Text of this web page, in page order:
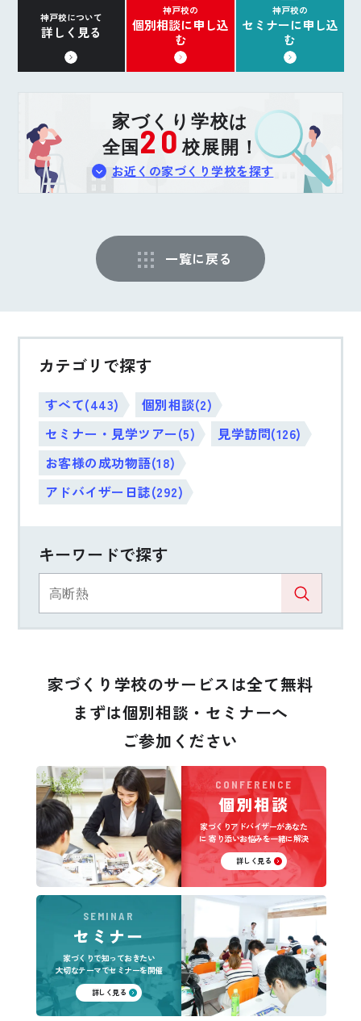
神戸校について
詳しく見る
神戸校の
個別相談に申し込
む
神戸校の
セミナーに申し込
む
家づくり学校は
全国 20校展開！
お近くの家づくり学校を探す
一覧に戻る
カテゴリで探す
すべて(443)
個別相談(2)
セミナー・見学ツアー(5)
見学訪問(126)
お客様の成功物語(18)
アドバイザー日誌(292)
キーワードで探す
家づくり学校のサービスは全て無料
まずは個別相談・セミナーへ
ご参加ください
CONFERENCE
個別相談
家づくりアドバイザーがあなた
に寄り添いお悩みを一緒に解決
詳しく見る
SEMINAR
セミナー
家づくりで知っておきたい
大切なテーマでセミナーを開催
詳しく見る